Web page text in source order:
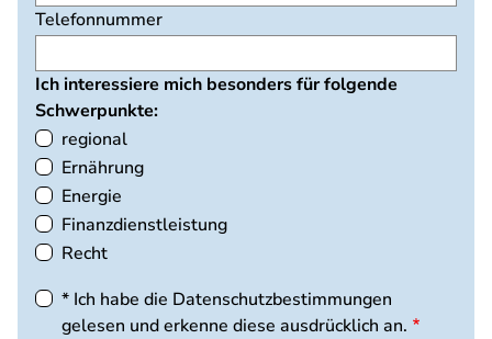
Telefonnummer
Ich interessiere mich besonders für folgende
Schwerpunkte:
regional
Ernährung
Energie
Finanzdienstleistung
Recht
* Ich habe die Datenschutzbestimmungen
gelesen und erkenne diese ausdrücklich an.